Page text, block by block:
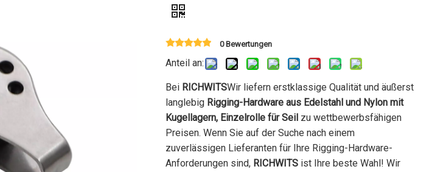
0 Bewertungen
Anteil an:
Bei RICHWITSWir liefern erstklassige Qualität und äußerst
langlebig Rigging-Hardware aus Edelstahl und Nylon mit
Kugellagern, Einzelrolle für Seil zu wettbewerbsfähigen
Preisen. Wenn Sie auf der Suche nach einem
zuverlässigen Lieferanten für Ihre Rigging-Hardware-
Anforderungen sind, RICHWITS ist Ihre beste Wahl! Wir